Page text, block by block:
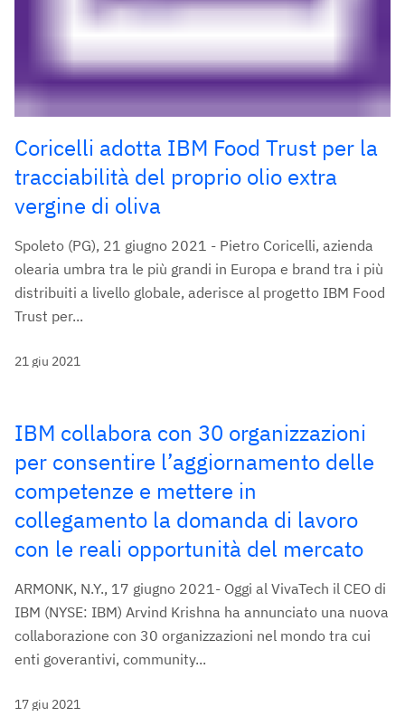
Coricelli adotta IBM Food Trust per la
tracciabilità del proprio olio extra
vergine di oliva
Spoleto (PG), 21 giugno 2021 - Pietro Coricelli, azienda
olearia umbra tra le più grandi in Europa e brand tra i più
distribuiti a livello globale, aderisce al progetto IBM Food
Trust per...
21 giu 2021
IBM collabora con 30 organizzazioni
per consentire l’aggiornamento delle
competenze e mettere in
collegamento la domanda di lavoro
con le reali opportunità del mercato
ARMONK, N.Y., 17 giugno 2021- Oggi al VivaTech il CEO di
IBM (NYSE: IBM) Arvind Krishna ha annunciato una nuova
collaborazione con 30 organizzazioni nel mondo tra cui
enti goverantivi, community...
17 giu 2021